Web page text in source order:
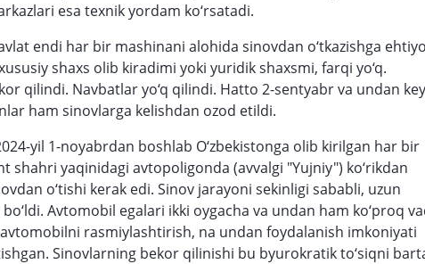
esa texnik yordam ko‘rsatadi.
endi har bir mashinani alohida sinovdan o‘tkazishga
shaxs olib kiradimi yoki yuridik shaxsmi, farqi yo‘q.
qilindi. Navbatlar yo‘q qilindi. Hatto 2-sentyabr va undan
ham sinovlarga kelishdan ozod etildi.
yil 1-noyabrdan boshlab O‘zbekistonga olib kirilgan har bir
shahri yaqinidagi avtopoligonda (avvalgi "Yujniy") ko‘rikdan
o‘tishi kerak edi. Sinov jarayoni sekinligi sababli, uzun
Avtomobil egalari ikki oygacha va undan ham ko‘proq
rasmiylashtirish, na undan foydalanish imkoniyati
Sinovlarning bekor qilinishi bu byurokratik to‘siqni